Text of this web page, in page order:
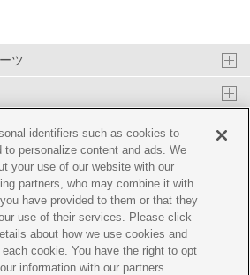
ツ
メント
identifiers such as cookies to
to personalize content and ads. We
your use of our website with our
partners, who may combine it with
have provided to them or that they
use of their services. Please click
about how we use cookies and
cookie. You have the right to opt
information with our partners.